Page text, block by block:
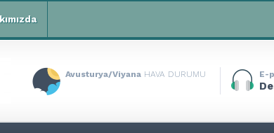
Avusturya/Viyana HAVA DURUMU E-